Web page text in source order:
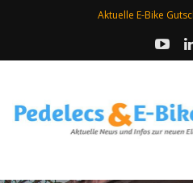
Aktuelle E-Bike